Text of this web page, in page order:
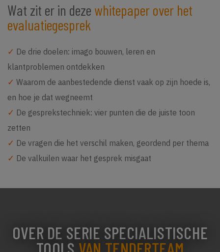
Wat zit er in deze whitepaper over het
evaluatiegesprek
✓ De drie doelen: imago bouwen, leren en
klantproblemen ontdekken
✓ Waarom de aanbestedende dienst vaak op zijn hoede is,
en hoe je dat wegneemt
✓ De gesprekstechniek: vier punten die de juiste toon
zetten
✓ De vragen die het verschil maken, geordend per thema
✓ De valkuilen waar het gesprek misgaat
OVER DE SERIE SPECIALISTISCHE